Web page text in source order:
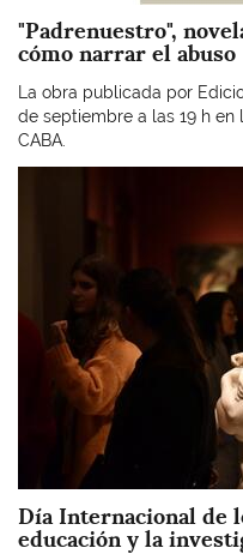
"Padrenuestro",
cómo narrar el abuso
La obra publicada por
de septiembre a las 19 h en
CABA.
Día Internacional de
educación y la